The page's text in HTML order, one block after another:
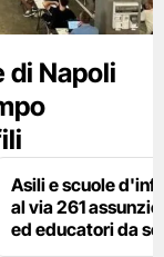
di Napoli
Asili e scuole
al via 261
ed educatori da